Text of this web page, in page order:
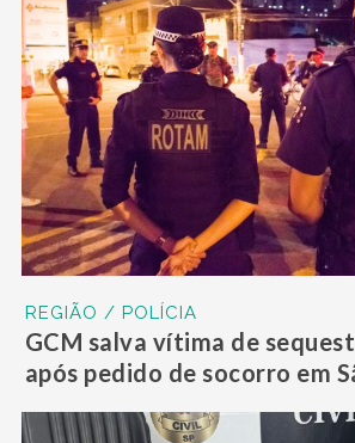
REGIÃO / POLÍCIA
GCM salva vítima de
após pedido de socorro em